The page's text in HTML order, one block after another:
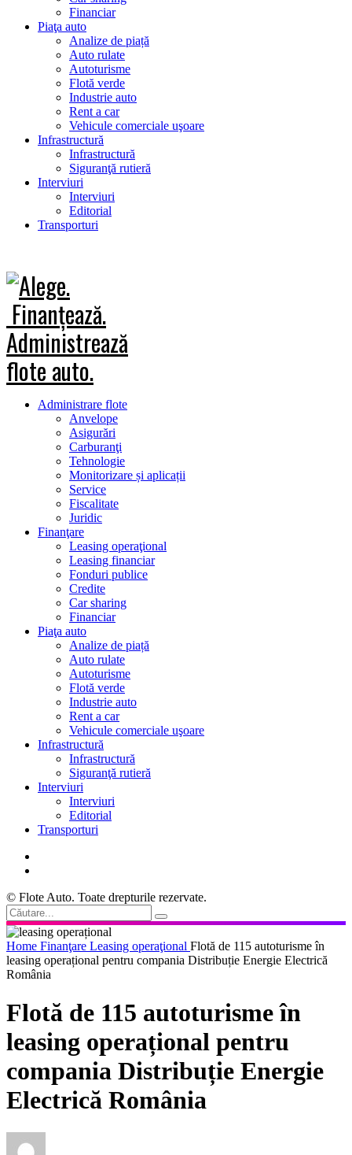
Financiar
Piaţa auto
Analize de piață
Auto rulate
Autoturisme
Flotă verde
Industrie auto
Rent a car
Vehicule comerciale uşoare
Infrastructură
Infrastructură
Siguranţă rutieră
Interviuri
Interviuri
Editorial
Transporturi
Administrare flote
Anvelope
Asigurări
Carburanţi
Tehnologie
Monitorizare și aplicații
Service
Fiscalitate
Juridic
Finanţare
Leasing operaţional
Leasing financiar
Fonduri publice
Credite
Car sharing
Financiar
Piaţa auto
Analize de piață
Auto rulate
Autoturisme
Flotă verde
Industrie auto
Rent a car
Vehicule comerciale uşoare
Infrastructură
Infrastructură
Siguranţă rutieră
Interviuri
Interviuri
Editorial
Transporturi
© Flote Auto. Toate drepturile rezervate.
Home Finanţare Leasing operaţional Flotă de 115 autoturisme în
leasing operațional pentru compania Distribuție Energie Electrică
România
Flotă de 115 autoturisme în
leasing operațional pentru
compania Distribuție Energie
Electrică România